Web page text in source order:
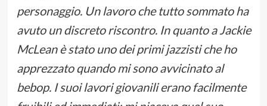
personaggio. Un lavoro che tutto sommato ha
avuto un discreto riscontro. In quanto a Jackie
McLean è stato uno dei primi jazzisti che ho
apprezzato quando mi sono avvicinato al
bebop. I suoi lavori giovanili erano facilmente